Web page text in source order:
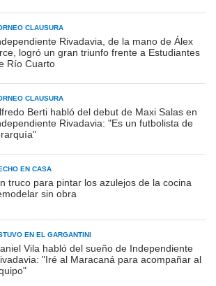
CLAUSURA
Rivadavia, de la mano de Álex
logró un gran triunfo frente a Estudiantes
Río Cuarto
CLAUSURA
Berti habló del debut de Maxi Salas en
Rivadavia: "Es un futbolista de
EN CASA
truco para pintar los azulejos de la cocina
sin obra
EN EL GARGANTINI
Vila habló del sueño de Independiente
"Iré al Maracaná para acompañar al